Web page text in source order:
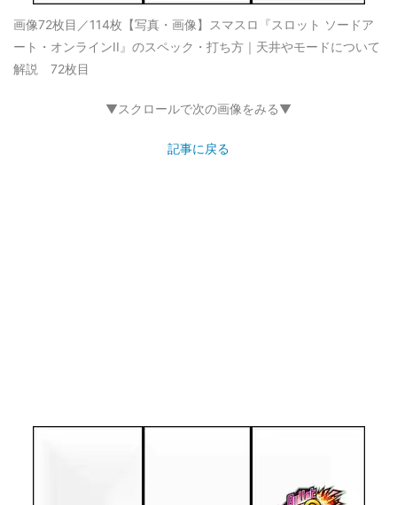
画像72枚目／114枚 【写真・画像】スマスロ『スロット ソードア
ート・オンラインII』のスペック・打ち方｜天井やモードについて
解説 72枚目
▼スクロールで次の画像をみる▼
記事に戻る